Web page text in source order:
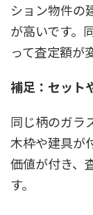
ション物件の
が高いです。
って査定額が
補足：セット
同じ柄のガラ
木枠や建具が
価値が付き、
す。